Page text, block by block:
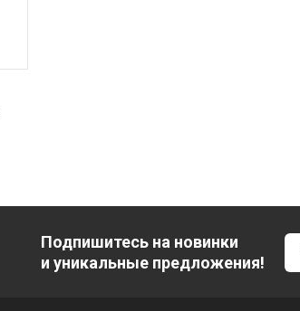
Подпишитесь на новинки
и уникальные предложения!